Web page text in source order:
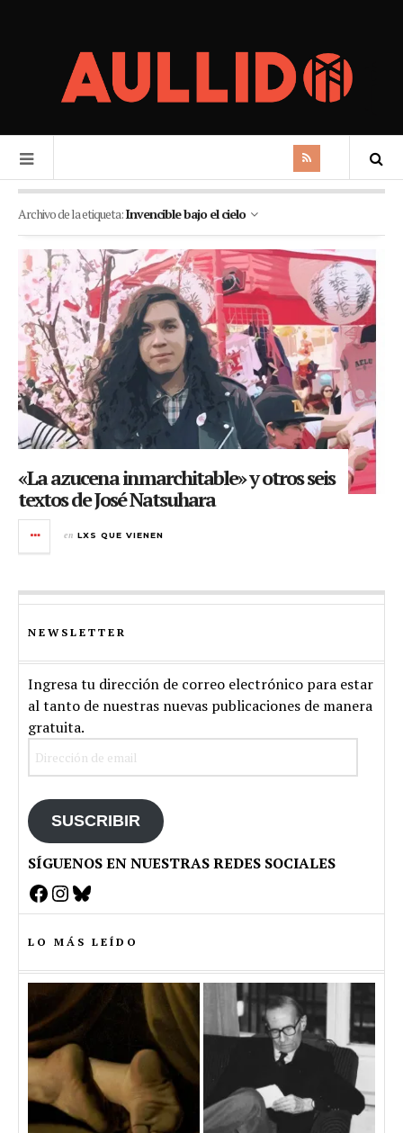
Archivo de la etiqueta:Invencible bajo el cielo
«La azucena inmarchitable» y otros seis
textos de José Natsuhara
en LXS QUE VIENEN
NEWSLETTER
Ingresa tu dirección de correo electrónico para estar
al tanto de nuestras nuevas publicaciones de manera
gratuita.
SUSCRIBIR
SÍGUENOS EN NUESTRAS REDES SOCIALES
Facebook
Instagram
Bluesky
LO MÁS LEÍDO